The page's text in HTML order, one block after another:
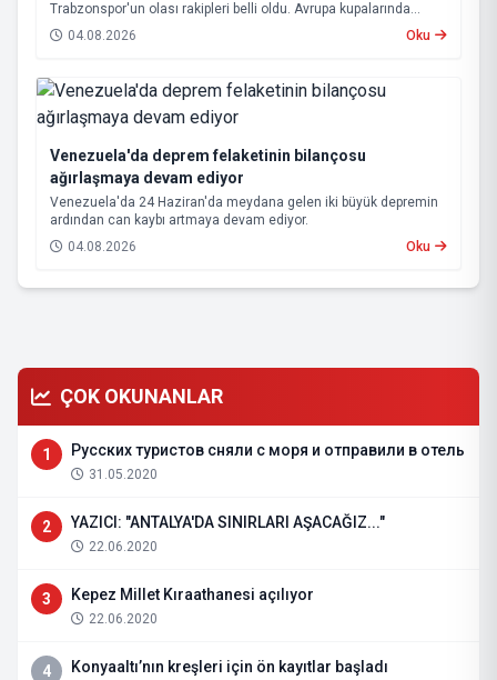
Trabzonspor'un olası rakipleri belli oldu. Avrupa kupalarında
yoluna devam eden Beşiktaş ve Trabzonspor, grup aşamasına
kalabilmek için kritik eşleşmelerle karşı karşıya gelecek.
04.08.2026 Oku
Venezuela'da deprem felaketinin bilançosu
ağırlaşmaya devam ediyor
Venezuela'da 24 Haziran'da meydana gelen iki büyük depremin
ardından can kaybı artmaya devam ediyor.
04.08.2026
Oku
ÇOK OKUNANLAR
1 Русских туристов сняли с моря и отправили в отель
31.05.2020
2 YAZICI: "ANTALYA'DA SINIRLARI AŞACAĞIZ..."
22.06.2020
3 Kepez Millet Kıraathanesi açılıyor
22.06.2020
4 Konyaaltı’nın kreşleri için ön kayıtlar başladı